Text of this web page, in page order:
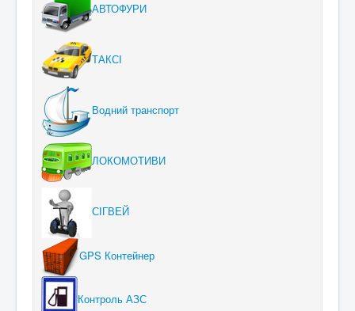
АВТОФУРИ
ТАКСІ
Водний транспорт
ЛОКОМОТИВИ
СІГВЕЙ
GPS Контейнер
Контроль АЗС